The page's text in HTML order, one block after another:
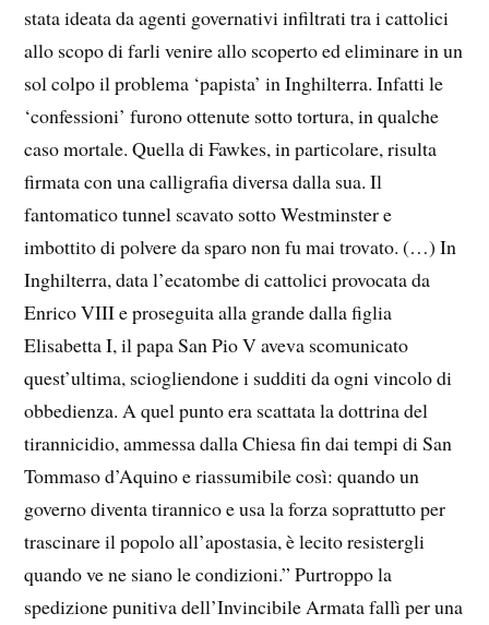
stata ideata da agenti governativi infiltrati tra i cattolici
allo scopo di farli venire allo scoperto ed eliminare in un
sol colpo il problema ‘papista’ in Inghilterra. Infatti le
‘confessioni’ furono ottenute sotto tortura, in qualche
caso mortale. Quella di Fawkes, in particolare, risulta
firmata con una calligrafia diversa dalla sua. Il
fantomatico tunnel scavato sotto Westminster e
imbottito di polvere da sparo non fu mai trovato. (…) In
Inghilterra, data l’ecatombe di cattolici provocata da
Enrico VIII e proseguita alla grande dalla figlia
Elisabetta I, il papa San Pio V aveva scomunicato
quest’ultima, sciogliendone i sudditi da ogni vincolo di
obbedienza. A quel punto era scattata la dottrina del
tirannicidio, ammessa dalla Chiesa fin dai tempi di San
Tommaso d’Aquino e riassumibile così: quando un
governo diventa tirannico e usa la forza soprattutto per
trascinare il popolo all’apostasia, è lecito resistergli
quando ve ne siano le condizioni.” Purtroppo la
spedizione punitiva dell’Invincibile Armata fallì per una